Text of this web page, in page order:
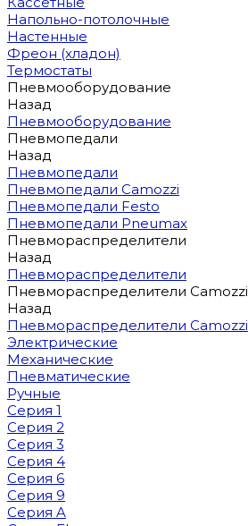
Напольно-потолочные
Настенные
Фреон (хладон)
Термостаты
Пневмооборудование
Назад
Пневмооборудование
Пневмопедали
Назад
Пневмопедали
Пневмопедали Camozzi
Пневмопедали Festo
Пневмопедали Pneumax
Пневмораспределители
Назад
Пневмораспределители
Пневмораспределители Camozzi
Назад
Пневмораспределители Camozzi
Электрические
Механические
Пневматические
Ручные
Серия 1
Серия 2
Серия 3
Серия 4
Серия 6
Серия 9
Серия A